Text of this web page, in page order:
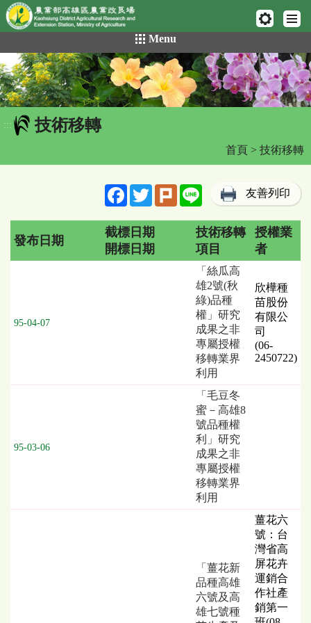
網頁置頂
到
主
要
內
容
區
Menu
::: 技術移轉
首頁 > 技術移轉
FacebookTwitterPlurk Line 友善列印
列
依
布
發布日期
截標日期
開標日期
技術移轉
項目
授權業
者
95-04-07
「絲瓜高
雄2號(秋
綠)品種
權」研究
成果之非
專屬授權
移轉業界
利用
欣樺種
苗股份
有限公
司
(06-
2450722)
95-03-06
「毛豆冬
蜜－高雄8
號品種權
利」研究
成果之非
專屬授權
移轉業界
利用
「薑花新
品種高雄
六號及高
雄七號種
薑花六
號：台
灣省高
屏花卉
運銷合
作社產
銷第一